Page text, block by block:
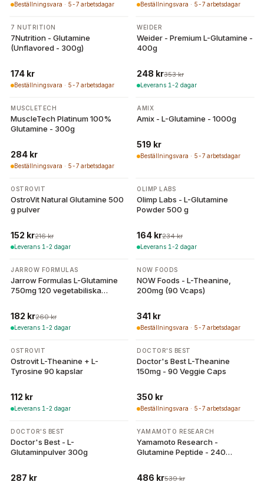
Beställningsvara · 5-7 arbetsdagar Beställningsvara · 5-7 arbetsdagar
7 NUTRITION
7Nutrition - Glutamine
(Unflavored - 300g)
174 kr
Beställningsvara · 5-7 arbetsdagar
- 30%
WEIDER
Weider - Premium L-Glutamine -
400g
248 kr353 kr
Leverans 1-2 dagar
MUSCLETECH
MuscleTech Platinum 100%
Glutamine - 300g
284 kr
Beställningsvara · 5-7 arbetsdagar
AMIX
Amix - L-Glutamine - 1000g
519 kr
Beställningsvara · 5-7 arbetsdagar
-30%
OSTROVIT
OstroVit Natural Glutamine 500
g pulver
152 kr216 kr
Leverans 1-2 dagar
-30 %
OLIMP LABS
Olimp Labs - L-Glutamine
Powder 500 g
164 kr234 kr
Leverans 1-2 dagar
- 30%
JARROW FORMULAS
Jarrow Formulas L-Glutamine
750mg 120 vegetabiliska
182 kr260 kr
Leverans 1-2 dagar
NOW FOODS
NOW Foods - L-Theanine,
200mg (90 Vcaps)
341 kr
Beställningsvara · 5-7 arbetsdagar
OSTROVIT
Ostrovit L-Theanine + L-
Tyrosine 90 kapslar
112 kr
Leverans 1-2 dagar
DOCTOR'S BEST
Doctor's Best L-Theanine
150mg - 90 Veggie Caps
350 kr
Beställningsvara · 5-7 arbetsdagar
DOCTOR'S BEST
Doctor's Best - L-
Glutaminpulver 300g
287 kr
-10%
YAMAMOTO RESEARCH
Yamamoto Research -
Glutamine Peptide - 240
486 kr539 kr